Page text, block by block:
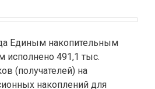
Единым накопительным
491,1 тыс.
(получателей) на
накоплений для